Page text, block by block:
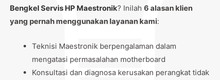
Bengkel Servis HP Maestronik? Inilah 6 alasan klien
yang pernah menggunakan layanan kami:
Teknisi Maestronik berpengalaman dalam
mengatasi permasalahan motherboard
Konsultasi dan diagnosa kerusakan perangkat tidak